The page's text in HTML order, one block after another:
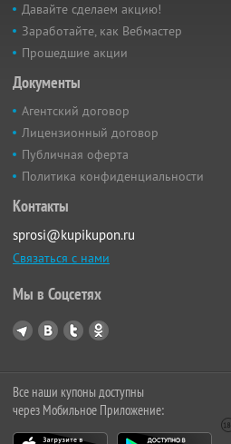
Давайте сделаем акцию!
Заработайте, как Вебмастер
Прошедшие акции
Документы
Агентский договор
Лицензионный договор
Публичная оферта
Политика конфиденциальности
Контакты
sprosi@kupikupon.ru
Связаться с нами
Мы в Соцсетях
Все наши купоны доступны
через Мобильное Приложение: